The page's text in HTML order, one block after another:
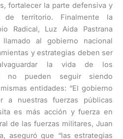
fortalecer la parte defensiva y
de territorio. Finalmente la
Radical, Luz Aida Pastrana
al gobierno nacional
y estrategias deben ser
la vida de los
no pueden seguir siendo
entidades: “El gobierno
a nuestras fuerzas públicas
es más acción y fuerza en
de las fuerzas militares, Juan
aseguró que “las estrategias